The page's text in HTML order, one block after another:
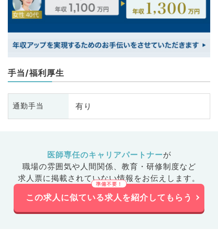
手当/福利厚生
通勤手当 有り
医師専任のキャリアパートナーが
職場の雰囲気や人間関係、 教育・研修制度など
求人票に掲載されていない情報をお伝えします。
この求人に似ている求人を紹介してもらう